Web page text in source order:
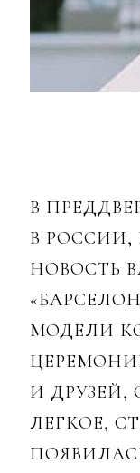
В
В РОССИИ,
НОВОСТЬ
МОДЕЛИ
И ДРУЗЕЙ,
ЛЕГКОЕ,